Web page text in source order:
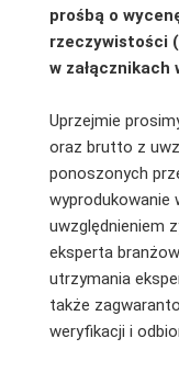
prośbą o
rzeczywistości
w załącznikach
Uprzejmie
oraz brutto z
ponoszonych
wyprodukowanie
uwzględnieniem
eksperta
utrzymania
także
weryfikacji i